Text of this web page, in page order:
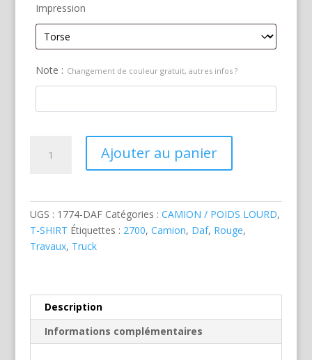
Impression
Note : Changement de couleur gratuit, autres infos ?
Ajouter au panier
UGS : 1774-DAF Catégories : CAMION / POIDS LOURD,
T-SHIRT Étiquettes : 2700, Camion, Daf, Rouge,
Travaux, Truck
Description
Informations complémentaires